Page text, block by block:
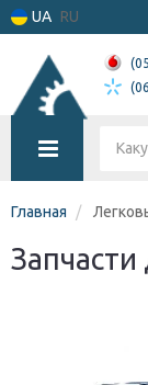
UA RU
Главная